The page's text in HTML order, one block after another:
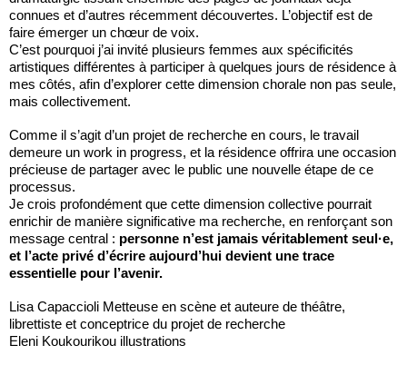
connues et d’autres récemment découvertes. L’objectif est de
faire émerger un chœur de voix.
C’est pourquoi j’ai invité plusieurs femmes aux spécificités
artistiques différentes à participer à quelques jours de résidence à
mes côtés, afin d’explorer cette dimension chorale non pas seule,
mais collectivement.
Comme il s’agit d’un projet de recherche en cours, le travail
demeure un work in progress, et la résidence offrira une occasion
précieuse de partager avec le public une nouvelle étape de ce
processus.
Je crois profondément que cette dimension collective pourrait
enrichir de manière significative ma recherche, en renforçant son
message central : personne n’est jamais véritablement seul·e,
et l’acte privé d’écrire aujourd’hui devient une trace
essentielle pour l’avenir.
Lisa Capaccioli Metteuse en scène et auteure de théâtre,
librettiste et conceptrice du projet de recherche
Eleni Koukourikou illustrations